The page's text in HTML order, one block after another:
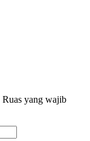
Ruas yang wajib